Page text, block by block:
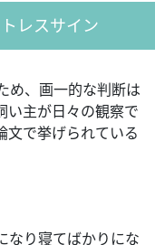
レスサイン
め、画一的な判断は
い主が日々の観察で
文で挙げられている
なり寝てばかりにな